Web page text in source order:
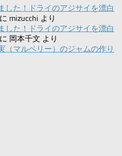
した！ドライのアジサイを漂白
に mizucchi より
した！ドライのアジサイを漂白
に 岡本千文 より
マルベリー）のジャムの作り